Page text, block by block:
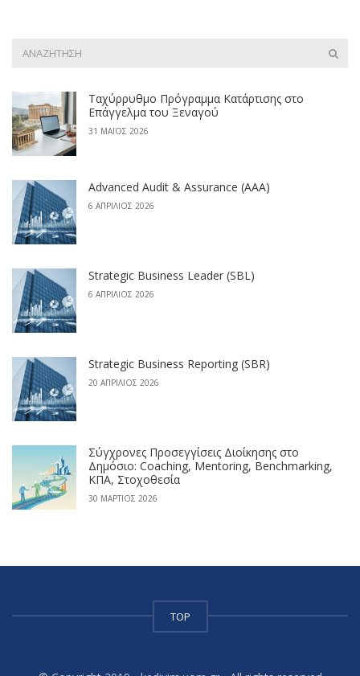
Ταχύρρυθμο Πρόγραμμα Κατάρτισης στο
Επάγγελμα του Ξεναγού
31 ΜΆΙΟΣ 2026
Advanced Audit & Assurance (AAA)
6 ΑΠΡΊΛΙΟΣ 2026
Strategic Business Leader (SBL)
6 ΑΠΡΊΛΙΟΣ 2026
Strategic Business Reporting (SBR)
20 ΑΠΡΊΛΙΟΣ 2026
Σύγχρονες Προσεγγίσεις Διοίκησης στο
Δημόσιο: Coaching, Mentoring, Benchmarking,
ΚΠΑ, Στοχοθεσία
30 ΜΆΡΤΙΟΣ 2026
TOP